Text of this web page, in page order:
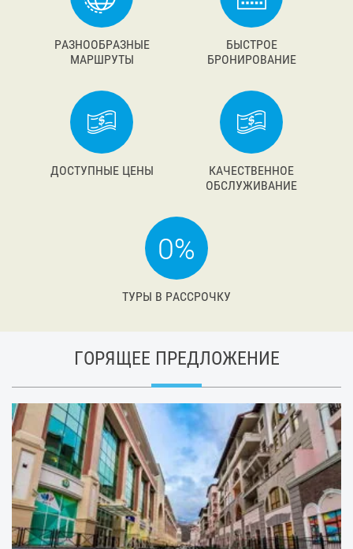
РАЗНООБРАЗНЫЕ
МАРШРУТЫ
БЫСТРОЕ
БРОНИРОВАНИЕ
ДОСТУПНЫЕ ЦЕНЫ
КАЧЕСТВЕННОЕ
ОБСЛУЖИВАНИЕ
ТУРЫ В РАССРОЧКУ
ГОРЯЩЕЕ ПРЕДЛОЖЕНИЕ